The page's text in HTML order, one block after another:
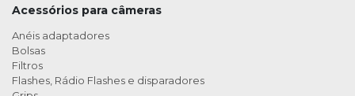
Acessórios para câmeras
Anéis adaptadores
Bolsas
Filtros
Flashes, Rádio Flashes e disparadores